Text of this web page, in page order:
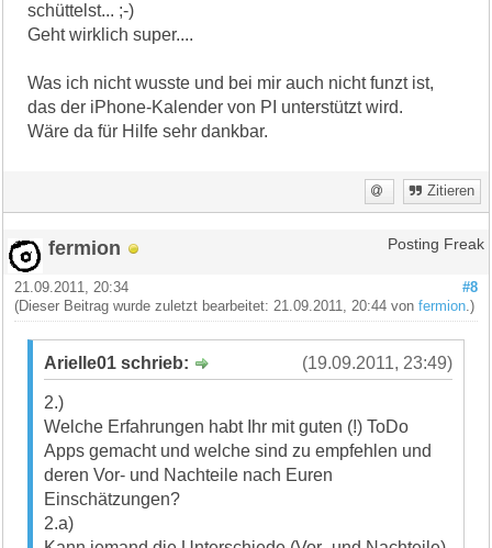
schüttelst... ;-)
Geht wirklich super....
Was ich nicht wusste und bei mir auch nicht funzt ist,
das der iPhone-Kalender von PI unterstützt wird.
Wäre da für Hilfe sehr dankbar.
Zitieren
fermion Posting Freak
#8
21.09.2011, 20:34
(Dieser Beitrag wurde zuletzt bearbeitet: 21.09.2011, 20:44 vonfermion.)
(19.09.2011, 23:49)
Arielle01 schrieb:
2.)
Welche Erfahrungen habt Ihr mit guten (!) ToDo
Apps gemacht und welche sind zu empfehlen und
deren Vor- und Nachteile nach Euren
Einschätzungen?
2.a)